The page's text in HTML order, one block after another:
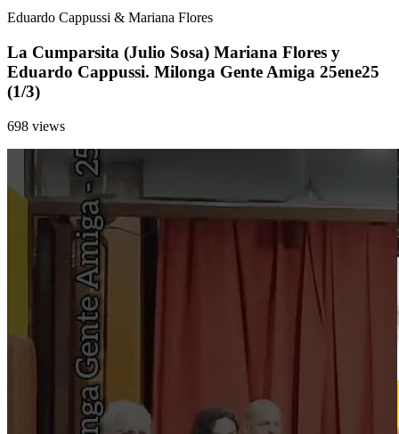
Eduardo Cappussi & Mariana Flores
La Cumparsita (Julio Sosa) Mariana Flores y
Eduardo Cappussi. Milonga Gente Amiga 25ene25
(1/3)
698 views